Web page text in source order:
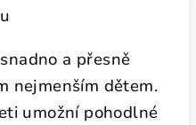
a přesně
nejmenším dětem.
umožní pohodlné